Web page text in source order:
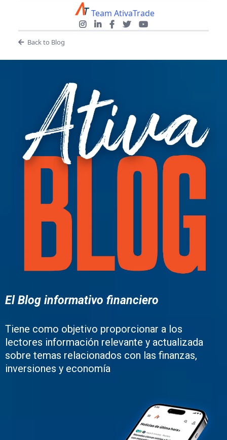
Team AtivaTrade
Back to Blog
El Blog informativo financiero
Tiene como objetivo proporcionar a los
lectores información relevante y actualizada
sobre temas relacionados con las finanzas,
inversiones y economía